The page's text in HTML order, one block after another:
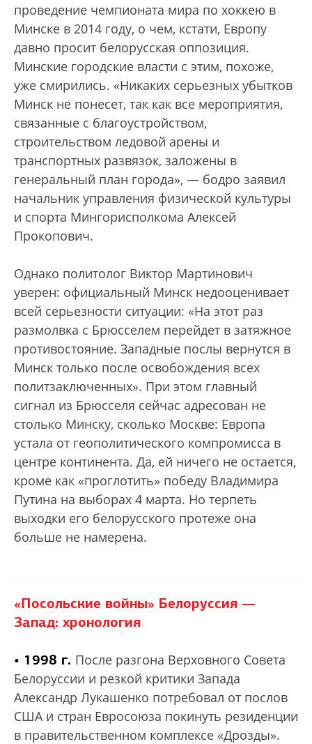
проведение чемпионата мира по хоккею в
Минске в 2014 году, о чем, кстати, Европу
давно просит белорусская оппозиция.
Минские городские власти с этим, похоже,
уже смирились. «Никаких серьезных убытков
Минск не понесет, так как все мероприятия,
связанные с благоустройством,
строительством ледовой арены и
транспортных развязок, заложены в
генеральный план города», — бодро заявил
начальник управления физической культуры
и спорта Мингорисполкома Алексей
Прокопович.
Однако политолог Виктор Мартинович
уверен: официальный Минск недооценивает
всей серьезности ситуации: «На этот раз
размолвка с Брюсселем перейдет в затяжное
противостояние. Западные послы вернутся в
Минск только после освобождения всех
политзаключенных». При этом главный
сигнал из Брюсселя сейчас адресован не
столько Минску, сколько Москве: Европа
устала от геополитического компромисса в
центре континента. Да, ей ничего не остается,
кроме как «проглотить» победу Владимира
Путина на выборах 4 марта. Но терпеть
выходки его белорусского протеже она
больше не намерена.
«Посольские войны» Белоруссия —
Запад: хронология
• 1998 г. После разгона Верховного Совета
Белоруссии и резкой критики Запада
Александр Лукашенко потребовал от послов
США и стран Евросоюза покинуть резиденции
в правительственном комплексе «Дрозды».